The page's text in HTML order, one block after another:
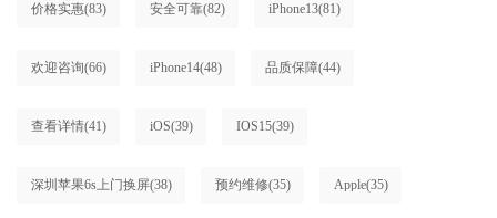
价格实惠(83) 安全可靠(82) iPhone13(81)
欢迎咨询(66) iPhone14(48) 品质保障(44)
查看详情(41) iOS(39) IOS15(39)
深圳苹果6s上门换屏(38) 预约维修(35) Apple(35)